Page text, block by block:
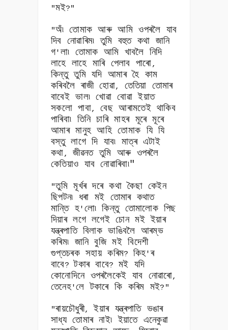
"মই?"
"অঁ৷ তোমাক আৰু আমি ওপৰলৈ যাব
দিব নোৱাৰিম৷ তুমি বহুত কথা জানি
গ' লা৷ তোমাক আমি খাবলৈ নিদি
লাহে লাহে মাৰি পেলাব পাৰো,
কিন্তু তুমি যদি আমাৰ হৈ কাম
কৰিবলৈ ৰাজী হোৱা, তেতিয়া তোমাৰ
বাবেই ভাল৷ খোৱা বোৱা ইয়াত
সকলো পাবা,বেছ আৰামতেই থাকিব
পাৰিবা৷ তিনি চাৰি মাহৰ মূৰে মূৰে
আমাৰ মানুহ আহি তোমাক যি যি
বস্তু লাগে দি যাব৷ মাত্ৰ এটাই
কথা,জীৱনত তুমি আৰু ওপৰলৈ
কেতিয়াও যাব নোৱাৰিবা৷"
"তুমি মূৰ্খৰ দৰে কথা কৈছা কেইন
ছিপটন৷ ধৰা মই তোমাৰ কথাত
মান্তি হ' লো৷ কিন্তু তোমালোক পিছ
দিয়াৰ লগে লগেই চোন মই ইয়াৰ
যন্ত্ৰপাতি বিলাক ভাঙিবলৈ আৰম্ভ
কৰিম৷ জানি বুজি মই বিদেশী
গুপ্তচৰক সহায় কৰিম? কিহ'ৰ
বাবে?টকাৰ বাবে? মই যদি
কোনোদিনে ওপৰলৈকেই যাব নোৱাৰো,
তেনেহ'লে টকাৰে কি কৰিম মই?"
"ৰায়চৌধুৰী,ইয়াৰ যন্ত্ৰপাতি ভঙাৰ
সাধ্য তোমাৰ নাই৷ ইয়াতে এনেকুৱা